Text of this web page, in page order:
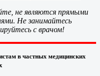
не являются прямыми
Не занимайтесь
с врачом!
в частных медицинских